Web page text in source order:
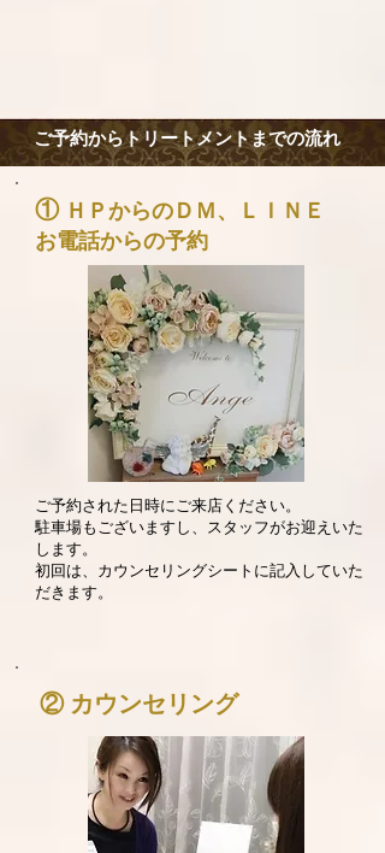
ご予約からトリートメントまでの流れ
① ＨＰからのＤＭ、ＬＩＮＥ
お電話からの予約
ご予約された日時にご来店ください。
駐車場もございますし、スタッフがお迎えいた
します。
初回は、カウンセリングシートに記入していた
だきます。
② カウンセリング